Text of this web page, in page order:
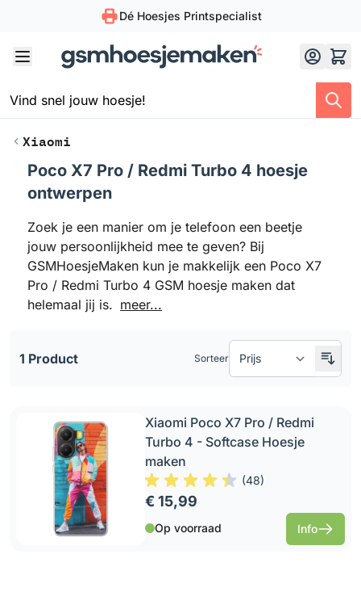
Dé Hoesjes Printspecialist
Xiaomi
Doorgaan naar productlijst
Poco X7 Pro / Redmi Turbo 4 hoesje
ontwerpen
Zoek je een manier om je telefoon een beetje
jouw persoonlijkheid mee te geven? Bij
GSMHoesjeMaken kun je makkelijk een Poco X7
Pro / Redmi Turbo 4 GSM hoesje maken dat
helemaal jij is. meer...
1 Product Sorteer
Xiaomi Poco X7 Pro / Redmi
Turbo 4 - Softcase Hoesje
maken
(48)
€ 15,99
Op voorraad Info